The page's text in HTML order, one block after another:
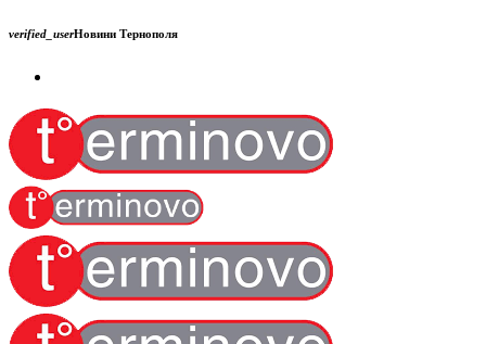
verified_userНовини Тернополя